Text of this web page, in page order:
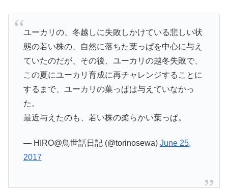
ユーカリの、冬越しに失敗しかけている悲しい状
態の若い株の、自然に落ちた葉っぱを中心に与え
ていたのだが、その後、ユーカリの越冬失敗で、
この夏にユーカリ育成に再チャレンジすることに
するまで、ユーカリの葉っぱは与えていなかっ
た。
最近与えたのも、若い株の柔らかい葉っぱ。
— HIRO@鳥世話日記 (@torinosewa) June 25,
2017